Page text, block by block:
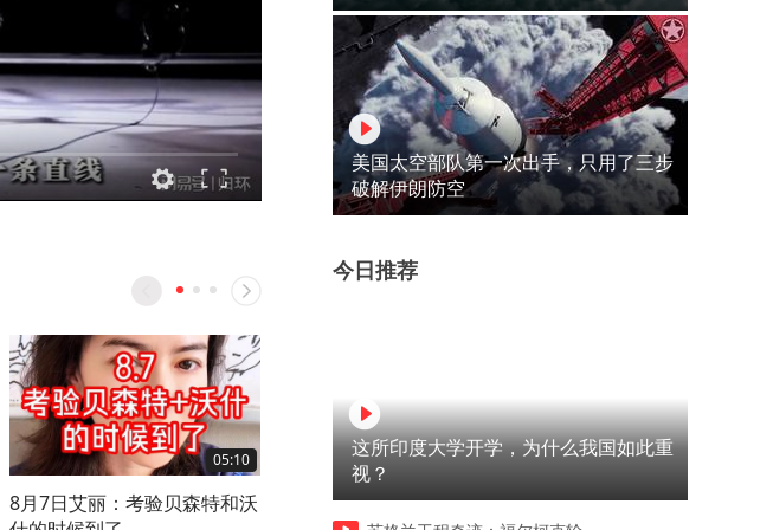
05:10
8月7日艾丽：考验贝森特和沃
03:02
高温下的河南已经“疯了”，这
大学到底给孩子教会了什么
美国太空部队第一次出手，只用了三步
破解伊朗防空
今日推荐
这所印度大学开学，为什么我国如此重
视？